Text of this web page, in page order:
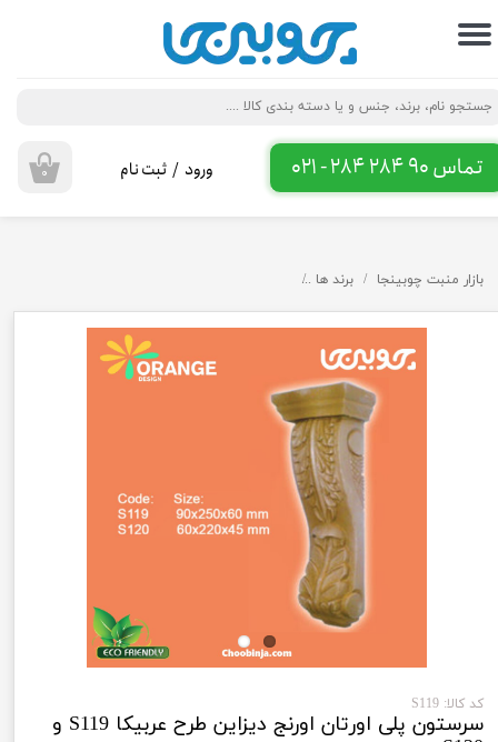
تماس 90 284 284 - 021 ۰ ورود / ثبت نام
حساب کاربری من
تغییر گذر واژه
سفارشات
خروج از حساب کاربری
بازار منبت چوبینجا برند ها
سرستون پلی اورتان اورنج دیزاین طرح عربیکا S119 و
کد کالا: S119